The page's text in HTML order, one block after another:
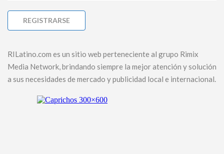
RILatino.com es un sitio web perteneciente al grupo Rimix
Media Network, brindando siempre la mejor atención y solución
a sus necesidades de mercado y publicidad local e internacional.